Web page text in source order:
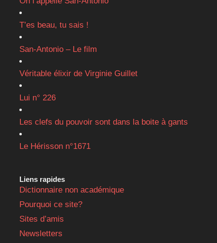
T’es beau, tu sais !
San-Antonio – Le film
Véritable élixir de Virginie Guillet
Lui n° 226
Les clefs du pouvoir sont dans la boite à gants
Le Hérisson n°1671
Liens rapides
Dictionnaire non académique
Pourquoi ce site?
Sites d’amis
Newsletters